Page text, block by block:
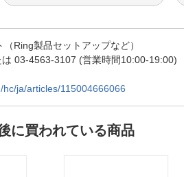
Ring製品セットアップなど）
03-4563-3107 (営業時間10:00-19:00)
ja/articles/115004666066
に買われている商品